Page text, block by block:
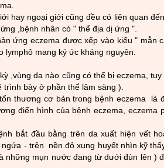
hay ngoại giới cũng đều có liên quan
,bệnh nhân có " thể địa dị ứng ".
ứng eczema đ­ược xếp vào kiểu " mẫn
lymphô mang ký ức kháng nguyên.
,vùng da nào cũng có thể bị eczema,
bày ở phần thể lâm sàng ).
thư­ơng cơ bản trong bệnh eczema là
điển hình của bệnh eczema, eczema
bắt đầu bằng trên da xuất hiện vết
ngứa - trên nền đỏ xung huyết nhìn kỹ
những mụn nư­ớc đang từ d­ưới đùn lên )